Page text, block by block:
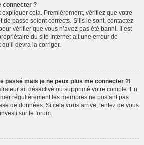
connecter ?
cela. Premièrement, vérifiez que votre
de passe soient corrects. S’ils le sont, contactez
vérifier que vous n’avez pas été banni. Il est
du site Internet ait une erreur de
devra la corriger.
passé mais je ne peux plus me connecter ?!
ait désactivé ou supprimé votre compte. En
régulièrement les membres ne postant pas
de données. Si cela vous arrive, tentez de vous
sur le forum.